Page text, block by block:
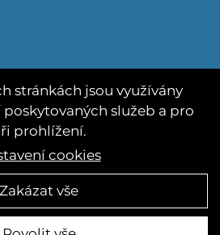
digitální agentúra4WORKS Solutions
stránkách jsou využívány
služeb a pro
prohlížení.
cookies
Zakázat vše